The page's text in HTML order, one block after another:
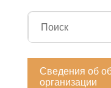
Сведения об
организации